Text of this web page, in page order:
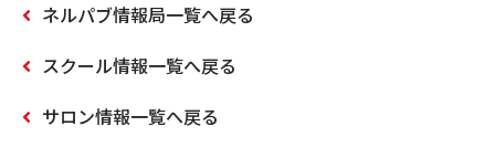
ネルパブ情報局一覧へ戻る
スクール情報一覧へ戻る
サロン情報一覧へ戻る